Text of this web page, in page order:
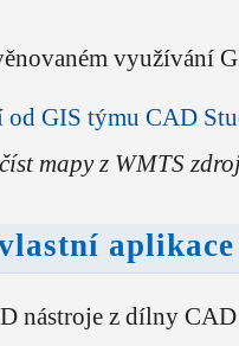
využívání
od GIS týmu CAD
mapy z WMTS
aplikace
nástroje z dílny